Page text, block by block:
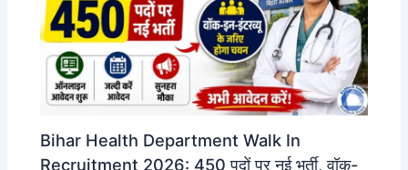
Bihar Health Department Walk In
Recruitment 2026: 450 पदों पर नई भर्ती, वॉक-